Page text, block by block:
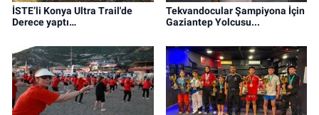
İSTE’li Konya Ultra Trail'de
Derece yaptı…
Tekvandocular Şampiyona İçin
Gaziantep Yolcusu...